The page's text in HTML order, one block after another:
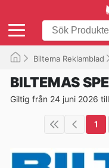
Biltema Reklamblad
BILTEMAS
Giltig från 24 juni 2026
1